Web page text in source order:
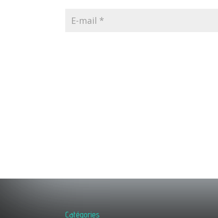
Catégories